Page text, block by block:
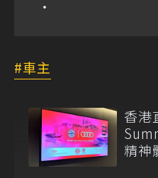
車主
香港
精神